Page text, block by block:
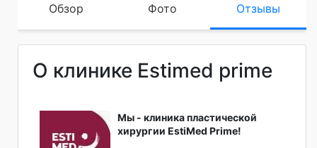
Обзор Фото Отзывы
О клинике Estimed prime
Мы - клиника пластической
хирургии EstiMed Prime!